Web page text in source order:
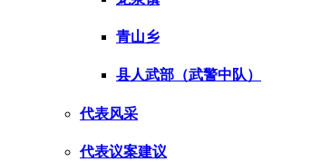
青山乡
县人武部（武警中队）
代表风采
代表议案建议